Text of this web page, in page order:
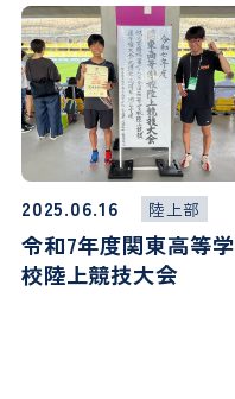
2025.06.16 陸上部
令和7年度関東高等学
校陸上競技大会